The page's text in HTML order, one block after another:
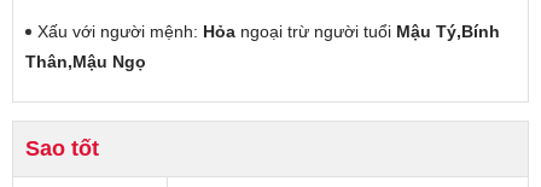
Xấu với người mệnh: Hỏa ngoại trừ người tuổi Mậu Tý,Bính
Thân,Mậu Ngọ
Sao tốt